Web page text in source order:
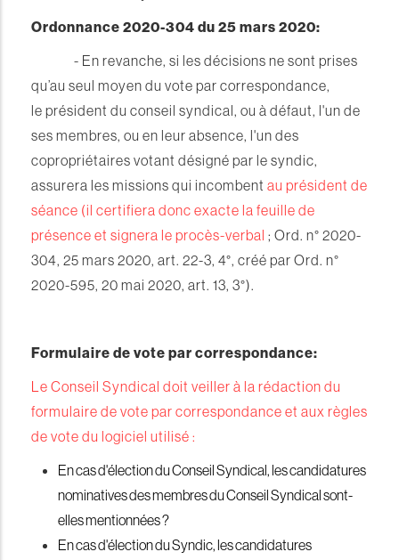
Ordonnance 2020-304 du 25 mars 2020:
- En revanche, si les décisions ne sont prises
qu’au seul moyen du vote par correspondance,
le président du conseil syndical, ou à défaut, l'un de
ses membres, ou en leur absence, l'un des
copropriétaires votant désigné par le syndic,
assurera les missions qui incombent au président de
séance (il certifiera donc exacte la feuille de
présence et signera le procès-verbal ; Ord. n° 2020-
304, 25 mars 2020, art. 22-3, 4°, créé par Ord. n°
2020-595, 20 mai 2020, art. 13, 3°).
Formulaire de vote par correspondance:
Le Conseil Syndical doit veiller à la rédaction du
formulaire de vote par correspondance et aux règles
de vote du logiciel utilisé :
En cas d'élection du Conseil Syndical, les candidatures
nominatives des membres du Conseil Syndical sont-
elles mentionnées ?
En cas d'élection du Syndic, les candidatures